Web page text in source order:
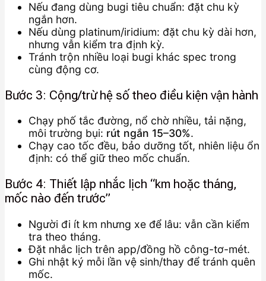
Nếu đang dùng bugi tiêu chuẩn: đặt chu kỳ
ngắn hơn.
Nếu dùng platinum/iridium: đặt chu kỳ dài hơn,
nhưng vẫn kiểm tra định kỳ.
Tránh trộn nhiều loại bugi khác spec trong
cùng động cơ.
Bước 3: Cộng/trừ hệ số theo điều kiện vận hành
Chạy phố tắc đường, nổ chờ nhiều, tải nặng,
môi trường bụi: rút ngắn 15–30%.
Chạy cao tốc đều, bảo dưỡng tốt, nhiên liệu ổn
định: có thể giữ theo mốc chuẩn.
Bước 4: Thiết lập nhắc lịch “km hoặc tháng,
mốc nào đến trước”
Người đi ít km nhưng xe để lâu: vẫn cần kiểm
tra theo tháng.
Đặt nhắc lịch trên app/đồng hồ công-tơ-mét.
Ghi nhật ký mỗi lần vệ sinh/thay để tránh quên
mốc.